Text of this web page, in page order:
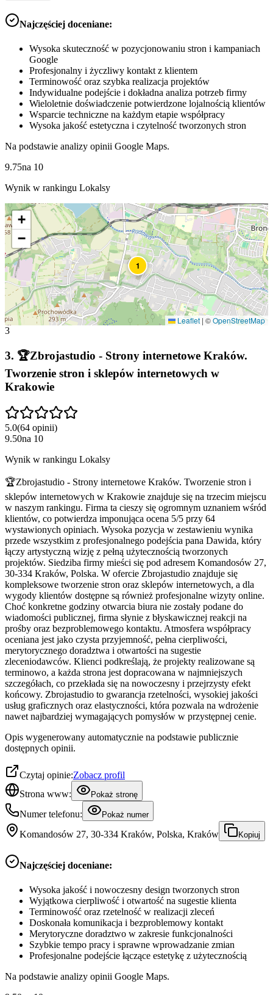
Najczęściej doceniane:
Wysoka skuteczność w pozycjonowaniu stron i kampaniach
Google
Profesjonalny i życzliwy kontakt z klientem
Terminowość oraz szybka realizacja projektów
Indywidualne podejście i dokładna analiza potrzeb firmy
Wieloletnie doświadczenie potwierdzone lojalnością klientów
Wsparcie techniczne na każdym etapie współpracy
Wysoka jakość estetyczna i czytelność tworzonych stron
Na podstawie analizy opinii Google Maps.
9.75na 10
Wynik w rankingu Lokalsy
1
+
−
Leaflet | ©OpenStreetMap
3
3. 🏆Zbrojastudio - Strony internetowe Kraków.
Tworzenie stron i sklepów internetowych w
Krakowie
5.0(64 opinii)
9.50na 10
Wynik w rankingu Lokalsy
🏆Zbrojastudio - Strony internetowe Kraków. Tworzenie stron i
sklepów internetowych w Krakowie znajduje się na trzecim miejscu
w naszym rankingu. Firma ta cieszy się ogromnym uznaniem wśród
klientów, co potwierdza imponująca ocena 5/5 przy 64
wystawionych opiniach. Wysoka pozycja w zestawieniu wynika
przede wszystkim z profesjonalnego podejścia pana Dawida, który
łączy artystyczną wizję z pełną użytecznością tworzonych
projektów. Siedziba firmy mieści się pod adresem Komandosów 27,
30-334 Kraków, Polska. W ofercie Zbrojastudio znajduje się
kompleksowe tworzenie stron oraz sklepów internetowych, a dla
wygody klientów dostępne są również profesjonalne wizyty online.
Choć konkretne godziny otwarcia biura nie zostały podane do
wiadomości publicznej, firma słynie z błyskawicznej reakcji na
prośby oraz bezproblemowego kontaktu. Atmosfera współpracy
oceniana jest jako czysta przyjemność, pełna cierpliwości,
merytorycznego doradztwa i otwartości na sugestie
zleceniodawców. Klienci podkreślają, że projekty realizowane są
terminowo, a każda strona jest dopracowana w najmniejszych
szczegółach, co przekłada się na nowoczesny i przejrzysty efekt
końcowy. Zbrojastudio to gwarancja rzetelności, wysokiej jakości
usług graficznych oraz elastyczności, która pozwala na wdrożenie
nawet najbardziej wymagających pomysłów w przystępnej cenie.
Opis wygenerowany automatycznie na podstawie publicznie
dostępnych opinii.
Czytaj opinie:Zobacz profil
Strona www:
Pokaż stronę
Numer telefonu: Pokaż numer
Komandosów 27, 30-334 Kraków, Polska, Kraków Kopiuj
Najczęściej doceniane:
Wysoka jakość i nowoczesny design tworzonych stron
Wyjątkowa cierpliwość i otwartość na sugestie klienta
Terminowość oraz rzetelność w realizacji zleceń
Doskonała komunikacja i bezproblemowy kontakt
Merytoryczne doradztwo w zakresie funkcjonalności
Szybkie tempo pracy i sprawne wprowadzanie zmian
Profesjonalne podejście łączące estetykę z użytecznością
Na podstawie analizy opinii Google Maps.